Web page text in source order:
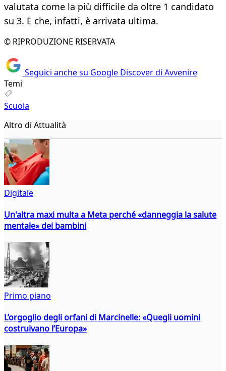
valutata come la più difficile da oltre 1 candidato
su 3. E che, infatti, è arrivata ultima.
© RIPRODUZIONE RISERVATA
Seguici anche su Google Discover di Avvenire
Temi
Scuola
Altro di Attualità
Digitale
Un'altra maxi multa a Meta perché «danneggia la salute
mentale» dei bambini
Primo piano
L’orgoglio degli orfani di Marcinelle: «Quegli uomini
costruivano l’Europa»